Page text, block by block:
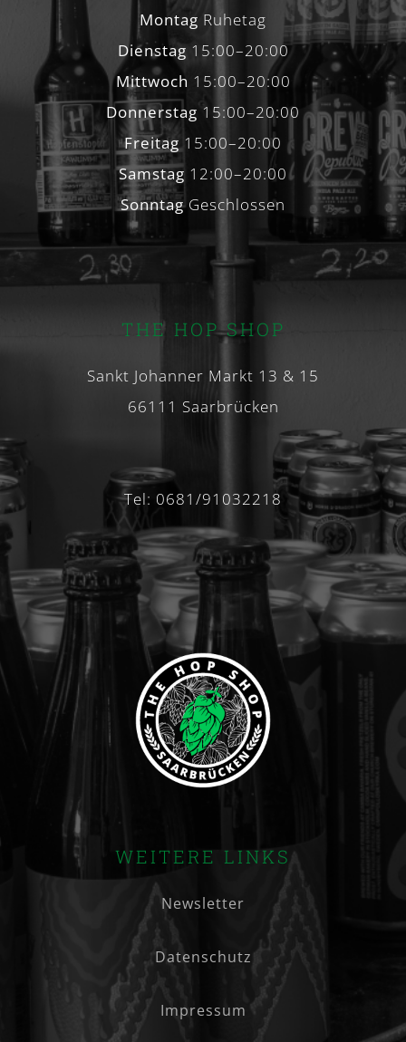
Montag Ruhetag
Dienstag15:00–20:00
Mittwoch 15:00–20:00
Donnerstag15:00–20:00
Freitag15:00–20:00
Samstag 12:00–20:00
SonntagGeschlossen
THE HOP SHOP
Sankt Johanner Markt 13 & 15
66111 Saarbrücken
Tel: 0681/91032218
WEITERE LINKS
Newsletter
Datenschutz
Impressum